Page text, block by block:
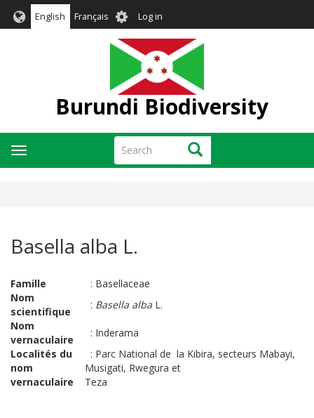
English Français User
account
menu
Log in
Burundi Biodiversity
Search Search
Toggle
navigation
Basella alba L.
Famille : Basellaceae
Nom
scientifique
: Basella alba L.
Nom
vernaculaire
: Inderama
Localités du
nom
vernaculaire
: Parc National de la Kibira, secteurs Mabayi,
Musigati, Rwegura et
Teza